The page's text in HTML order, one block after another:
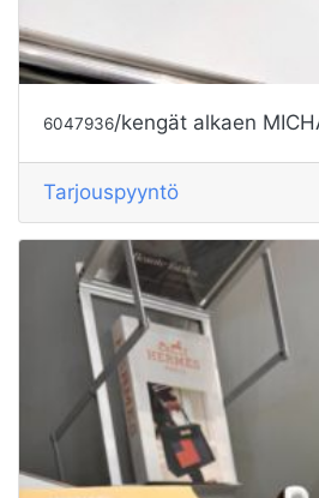
6047936/kengät alkaen
Tarjouspyyntö